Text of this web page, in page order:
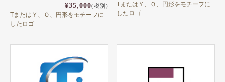
¥35,000(税別)
TまたはＹ、Ｏ、円形をモチーフに
したロゴ
TまたはＹ、Ｏ、円形をモチーフに
したロゴ